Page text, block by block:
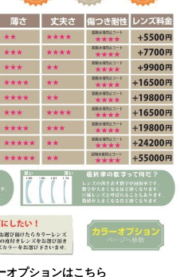
オプションはこちら